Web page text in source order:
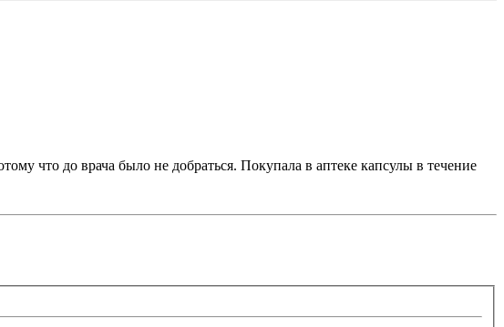
что до врача было не добраться. Покупала в аптеке капсулы в течение